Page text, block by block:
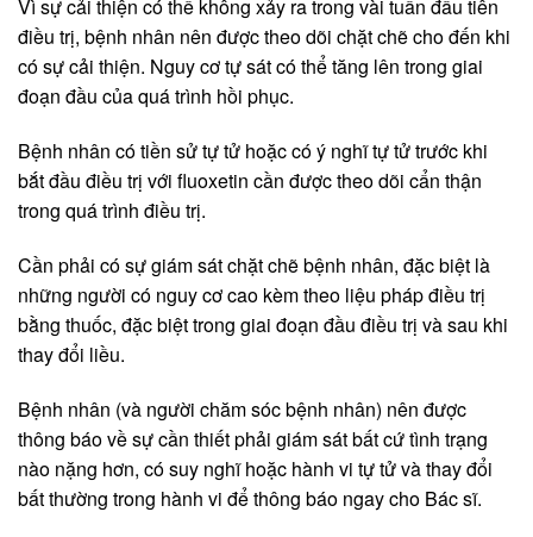
Vì sự cải thiện có thể không xảy ra trong vài tuần đầu tiên
điều trị, bệnh nhân nên được theo dõi chặt chẽ cho đến khi
có sự cải thiện. Nguy cơ tự sát có thể tăng lên trong giai
đoạn đầu của quá trình hồi phục.
Bệnh nhân có tiền sử tự tử hoặc có ý nghĩ tự tử trước khi
bắt đầu điều trị với fluoxetin cần được theo dõi cẩn thận
trong quá trình điều trị.
Cần phải có sự giám sát chặt chẽ bệnh nhân, đặc biệt là
những người có nguy cơ cao kèm theo liệu pháp điều trị
bằng thuốc, đặc biệt trong giai đoạn đầu điều trị và sau khi
thay đổi liều.
Bệnh nhân (và người chăm sóc bệnh nhân) nên được
thông báo về sự cần thiết phải giám sát bất cứ tình trạng
nào nặng hơn, có suy nghĩ hoặc hành vi tự tử và thay đổi
bất thường trong hành vi để thông báo ngay cho Bác sĩ.